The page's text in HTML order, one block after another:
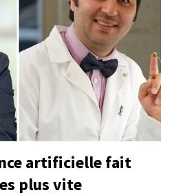
artificielle fait
plus vite